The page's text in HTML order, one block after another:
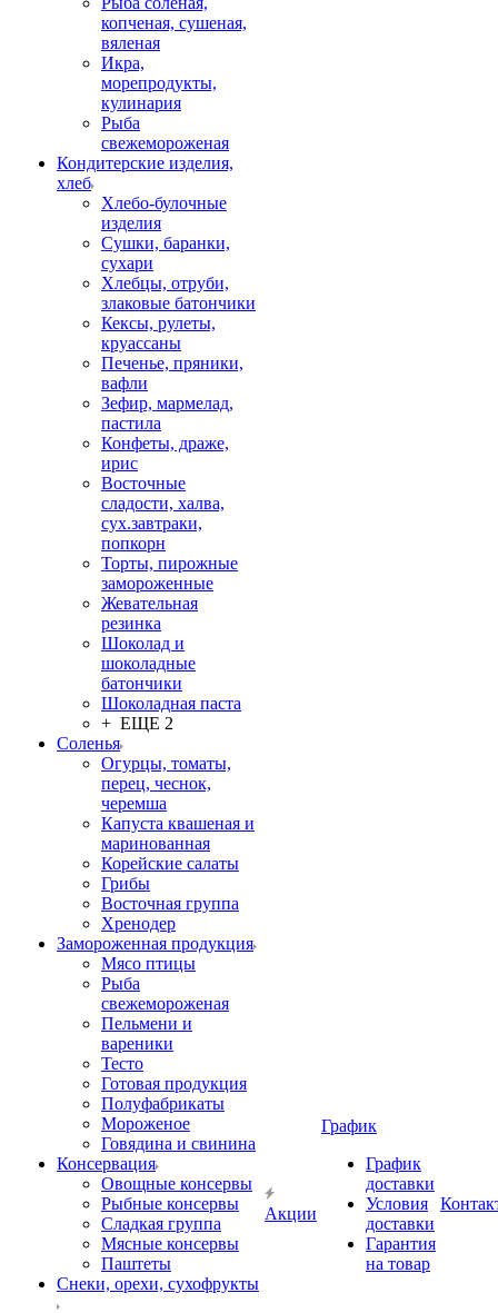
копченая, сушеная,
вяленая
Икра,
морепродукты,
кулинария
Рыба
свежемороженая
Кондитерские изделия,
хлеб
Хлебо-булочные
изделия
Сушки, баранки,
сухари
Хлебцы, отруби,
злаковые батончики
Кексы, рулеты,
круассаны
Печенье, пряники,
вафли
Зефир, мармелад,
пастила
Конфеты, драже,
ирис
Восточные
сладости, халва,
сух.завтраки,
попкорн
Торты, пирожные
замороженные
Жевательная
резинка
Шоколад и
шоколадные
батончики
Шоколадная паста
+ ЕЩЕ 2
Соленья
Огурцы, томаты,
перец, чеснок,
черемша
Капуста квашеная и
маринованная
Корейские салаты
Грибы
Восточная группа
Хренодер
Замороженная продукция
Мясо птицы
Рыба
свежемороженая
Пельмени и
вареники
Тесто
Готовая продукция
Полуфабрикаты
Мороженое
Говядина и свинина
Консервация
Овощные консервы
Рыбные консервы
Сладкая группа
Мясные консервы
Паштеты
Снеки, орехи, сухофрукты
Акции
График
График
доставки
Условия
доставки
Гарантия
на товар